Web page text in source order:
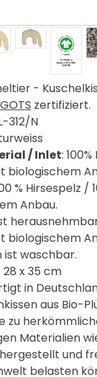
-
GOTS zertifiziert.
312/N
/ Inlet:
biologischem
% Hirsespelz /
Anbau.
biologischem
ist waschbar.
x 35 cm
in
aus Bio-
zu
Materialien
und
belasten